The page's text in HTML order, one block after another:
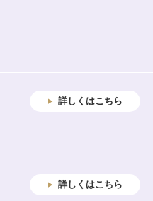
詳しくはこちら
詳しくはこちら